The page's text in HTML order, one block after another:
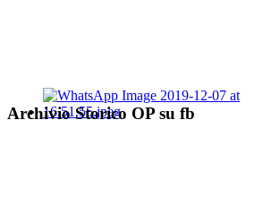
Archivio Storico OP su fb